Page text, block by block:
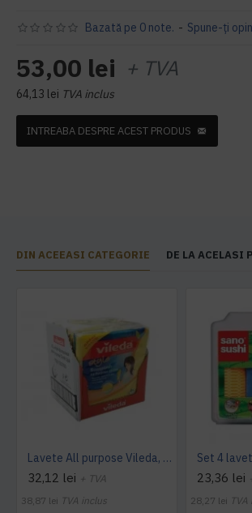
Bazată pe 0 note. - Spune-ţi
53,00 lei + TVA
64,13 lei TVA inclus
INTREABA DESPRE ACEST PRODUS
DIN ACEEASI CATEGORIE DE LA ACELASI
Lavete All purpose Vileda, 38 x 40 cm, 10 buc. / pachet
32,12 lei + TVA
38,87 lei TVA inclus
23,36 lei
28,27 lei